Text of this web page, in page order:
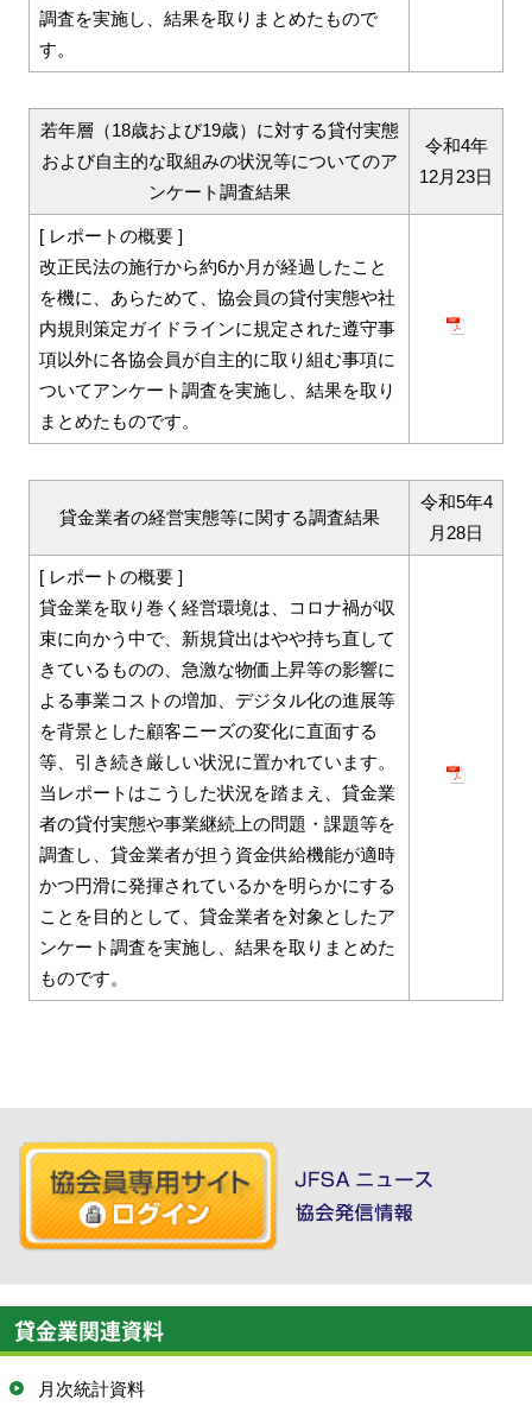
調査を実施し、結果を取りまとめたもので
す。
若年層（18歳および19歳）に対する貸付実態
および自主的な取組みの状況等についてのア
ンケート調査結果
令和4年
12月23日
[ レポートの概要 ]
改正民法の施行から約6か月が経過したこと
を機に、あらためて、協会員の貸付実態や社
内規則策定ガイドラインに規定された遵守事
項以外に各協会員が自主的に取り組む事項に
ついてアンケート調査を実施し、結果を取り
まとめたものです。
貸金業者の経営実態等に関する調査結果
令和5年4
月28日
[ レポートの概要 ]
貸金業を取り巻く経営環境は、コロナ禍が収
束に向かう中で、新規貸出はやや持ち直して
きているものの、急激な物価上昇等の影響に
よる事業コストの増加、デジタル化の進展等
を背景とした顧客ニーズの変化に直面する
等、引き続き厳しい状況に置かれています。
当レポートはこうした状況を踏まえ、貸金業
者の貸付実態や事業継続上の問題・課題等を
調査し、貸金業者が担う資金供給機能が適時
かつ円滑に発揮されているかを明らかにする
ことを目的として、貸金業者を対象としたア
ンケート調査を実施し、結果を取りまとめた
ものです。
貸金業関連資料
月次統計資料